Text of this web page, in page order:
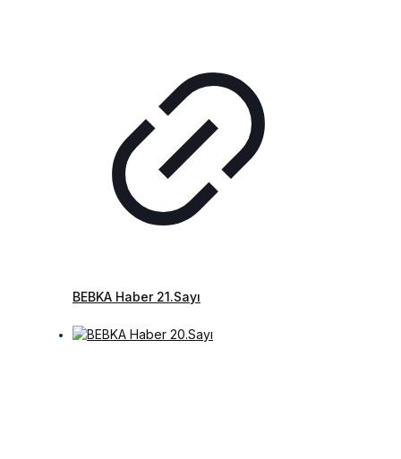
BEBKA Haber 21.Sayı